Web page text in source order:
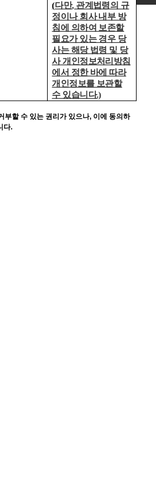
(다만, 관계법령의 규
정이나 회사 내부 방
침에 의하여 보존할
필요가 있는 경우 당
사는 해당 법령 및 당
사 개인정보처리방침
에서 정한 바에 따라
개인정보를 보관할
수 있습니다.)
부할 수 있는 권리가 있으나, 이에 동의하
다.